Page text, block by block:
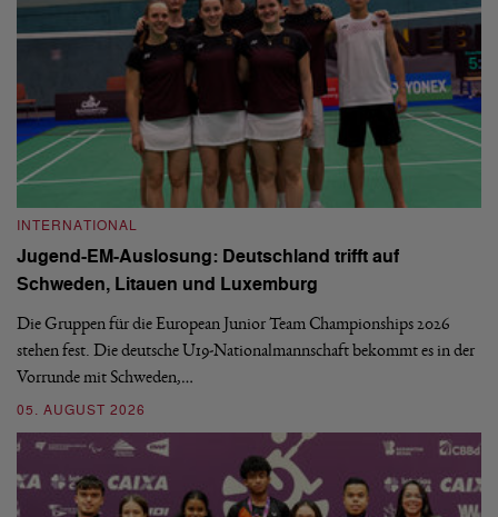
INTERNATIONAL
Jugend-EM-Auslosung: Deutschland trifft auf
Schweden, Litauen und Luxemburg
Die Gruppen für die European Junior Team Championships 2026
stehen fest. Die deutsche U19-Nationalmannschaft bekommt es in der
Vorrunde mit Schweden,…
05. AUGUST 2026